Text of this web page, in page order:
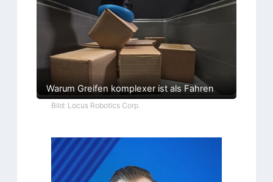
Warum Greifen komplexer ist als Fahren
Bild: Locus Robotics Corp.